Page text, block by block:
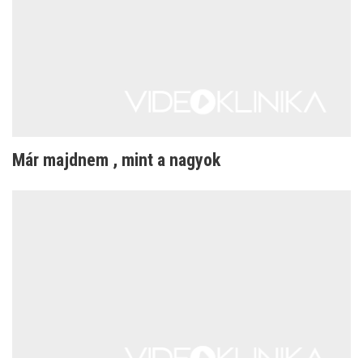
Már majdnem , mint a nagyok